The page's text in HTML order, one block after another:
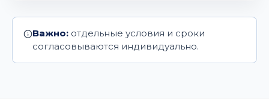
Важно: отдельные условия и сроки
согласовываются индивидуально.